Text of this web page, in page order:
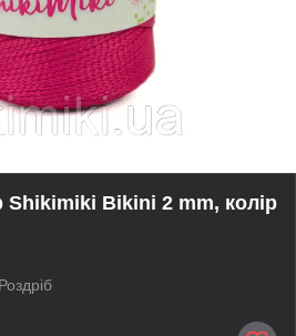
Bikini 2 mm, колір
Роздріб